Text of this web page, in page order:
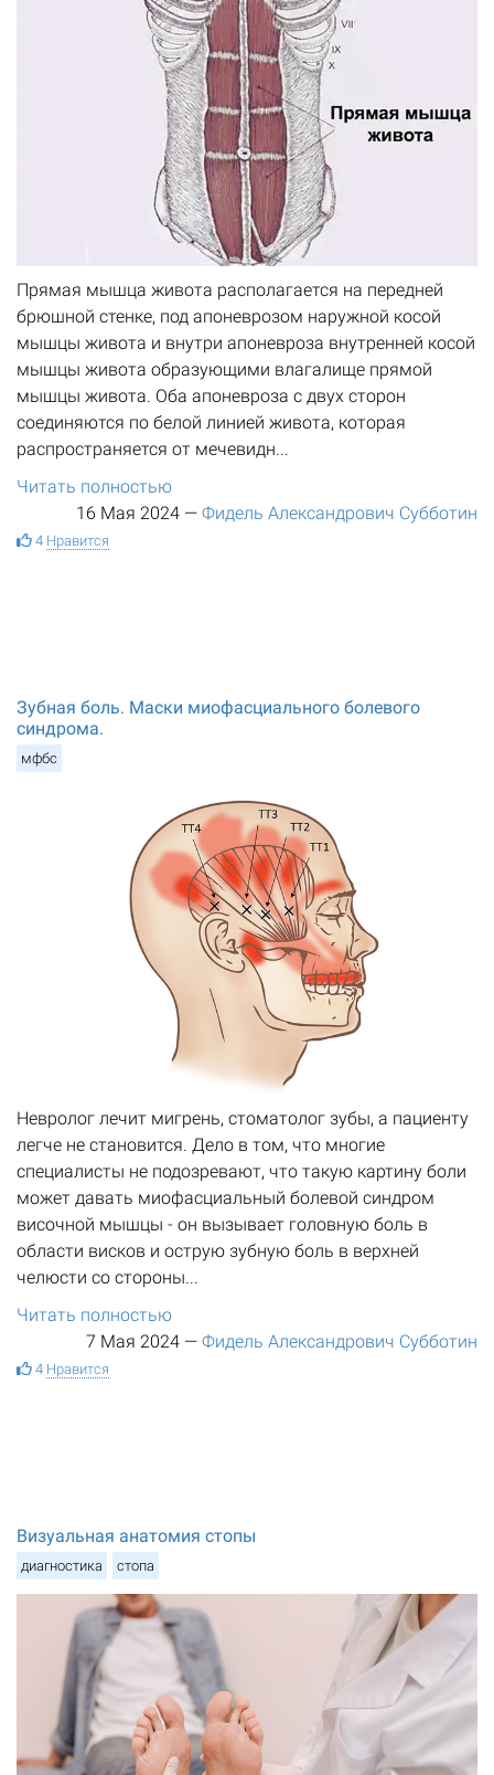
Прямая мышца живота располагается на передней
брюшной стенке, под апоневрозом наружной косой
мышцы живота и внутри апоневроза внутренней косой
мышцы живота образующими влагалище прямой
мышцы живота. Оба апоневроза с двух сторон
соединяются по белой линией живота, которая
распространяется от мечевидн...
Читать полностью
16 Мая 2024 — Фидель Александрович Субботин
4 Нравится
Зубная боль. Маски миофасциального болевого
синдрома.
мфбс
Невролог лечит мигрень, стоматолог зубы, а пациенту
легче не становится. Дело в том, что многие
специалисты не подозревают, что такую картину боли
может давать миофасциальный болевой синдром
височной мышцы - он вызывает головную боль в
области висков и острую зубную боль в верхней
челюсти со стороны...
Читать полностью
7 Мая 2024 — Фидель Александрович Субботин
4 Нравится
Визуальная анатомия стопы
диагностика стопа